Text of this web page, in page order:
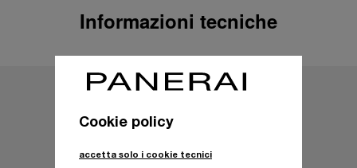
Informazioni tecniche
Cookie policy
accetta solo i cookie tecnici